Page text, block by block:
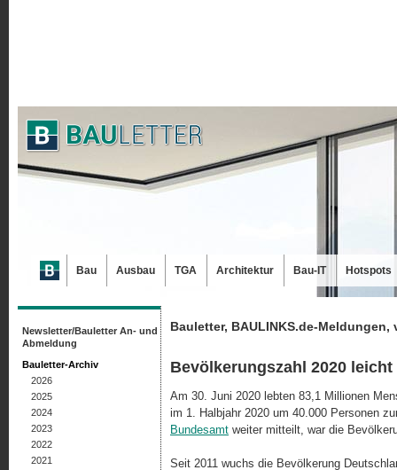
Bauletter, BAULINKS.de-Meldungen,
Bevölkerungszahl 2020
Am 30. Juni 2020 lebten 83,1 Millionen
im 1. Halbjahr 2020 um 40.000 Personen
Bundesamt weiter mitteilt, war die
Seit 2011 wuchs die Bevölkerung
Newsletter/Bauletter An- und
Abmeldung
Bauletter-Archiv
2026
2025
2024
2023
2022
2021
Bau Ausbau TGA Architektur Bau-IT Hotspots